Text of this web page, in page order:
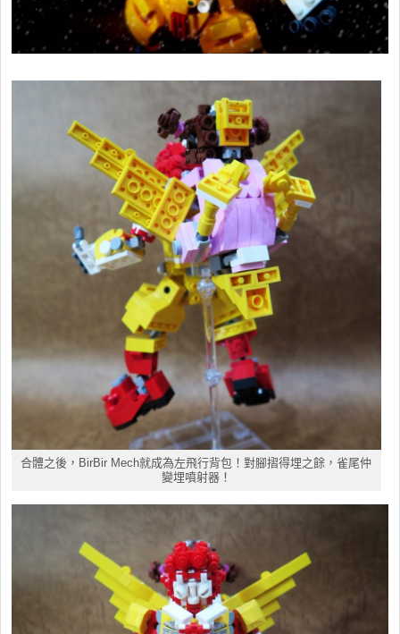
合體之後，BirBir Mech就成為左飛行背包！對腳摺得埋之餘，雀尾仲
變埋噴射器！